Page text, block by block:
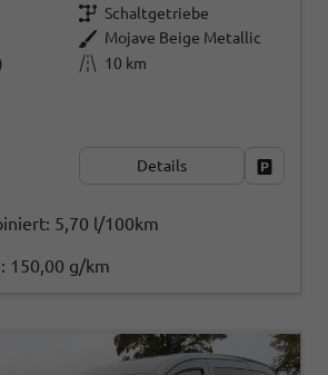
Schaltgetriebe
Mojave Beige Metallic
10 km
Details
5,70 l/100km
150,00 g/km